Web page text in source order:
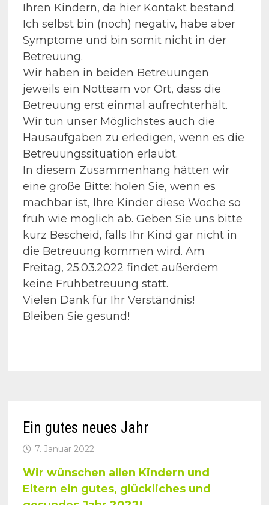
Ihren Kindern, da hier Kontakt bestand.
Ich selbst bin (noch) negativ, habe aber
Symptome und bin somit nicht in der
Betreuung.
Wir haben in beiden Betreuungen
jeweils ein Notteam vor Ort, dass die
Betreuung erst einmal aufrechterhält.
Wir tun unser Möglichstes auch die
Hausaufgaben zu erledigen, wenn es die
Betreuungssituation erlaubt.
In diesem Zusammenhang hätten wir
eine große Bitte: holen Sie, wenn es
machbar ist, Ihre Kinder diese Woche so
früh wie möglich ab. Geben Sie uns bitte
kurz Bescheid, falls Ihr Kind gar nicht in
die Betreuung kommen wird. Am
Freitag, 25.03.2022 findet außerdem
keine Frühbetreuung statt.
Vielen Dank für Ihr Verständnis!
Bleiben Sie gesund!
Ein gutes neues Jahr
7. Januar 2022
Wir wünschen allen Kindern und
Eltern ein gutes, glückliches und